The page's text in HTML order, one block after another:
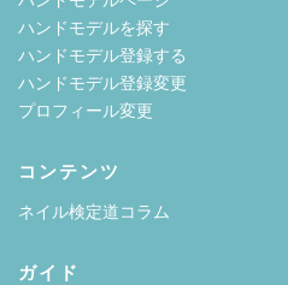
ハンドモデルを探す
ハンドモデル登録する
ハンドモデル登録変更
プロフィール変更
コンテンツ
ネイル検定道コラム
ガイド